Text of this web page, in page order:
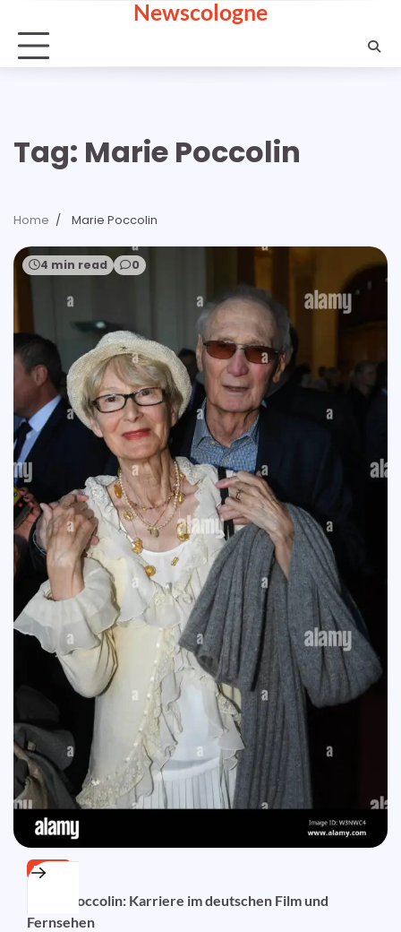
content
Newscologne
Tag: Marie Poccolin
Home Marie Poccolin
4 min read 0
BLOG
Marie Poccolin: Karriere im deutschen Film und
Fernsehen